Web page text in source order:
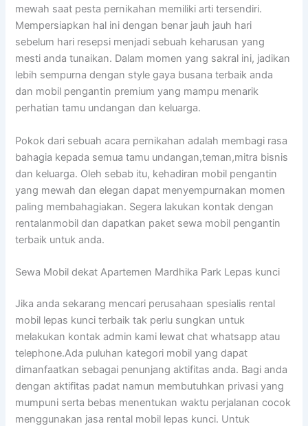
mewah saat pesta pernikahan memiliki arti tersendiri.
Mempersiapkan hal ini dengan benar jauh jauh hari
sebelum hari resepsi menjadi sebuah keharusan yang
mesti anda tunaikan. Dalam momen yang sakral ini, jadikan
lebih sempurna dengan style gaya busana terbaik anda
dan mobil pengantin premium yang mampu menarik
perhatian tamu undangan dan keluarga.
Pokok dari sebuah acara pernikahan adalah membagi rasa
bahagia kepada semua tamu undangan,teman,mitra bisnis
dan keluarga. Oleh sebab itu, kehadiran mobil pengantin
yang mewah dan elegan dapat menyempurnakan momen
paling membahagiakan. Segera lakukan kontak dengan
rentalanmobil dan dapatkan paket sewa mobil pengantin
terbaik untuk anda.
Sewa Mobil dekat Apartemen Mardhika Park Lepas kunci
Jika anda sekarang mencari perusahaan spesialis rental
mobil lepas kunci terbaik tak perlu sungkan untuk
melakukan kontak admin kami lewat chat whatsapp atau
telephone.Ada puluhan kategori mobil yang dapat
dimanfaatkan sebagai penunjang aktifitas anda. Bagi anda
dengan aktifitas padat namun membutuhkan privasi yang
mumpuni serta bebas menentukan waktu perjalanan cocok
menggunakan jasa rental mobil lepas kunci. Untuk